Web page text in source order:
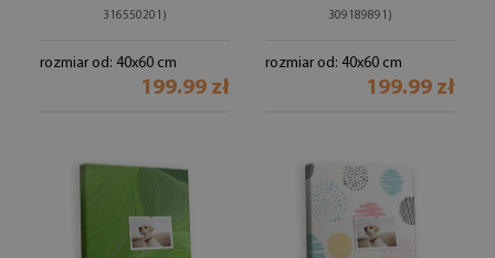
316550201)
rozmiar od: 40x60 cm
199.99 zł
309189891)
rozmiar od: 40x60 cm
199.99 zł